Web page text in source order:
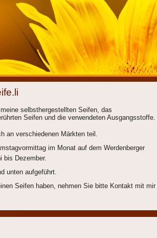
selbsthergestellten Seifen, das
Seifen und die verwendeten Ausgangsstoffe.
an verschiedenen Märkten teil.
im Monat auf dem Werdenberger
bis Dezember.
unten aufgeführt.
Seifen haben, nehmen Sie bitte Kontakt mit mir